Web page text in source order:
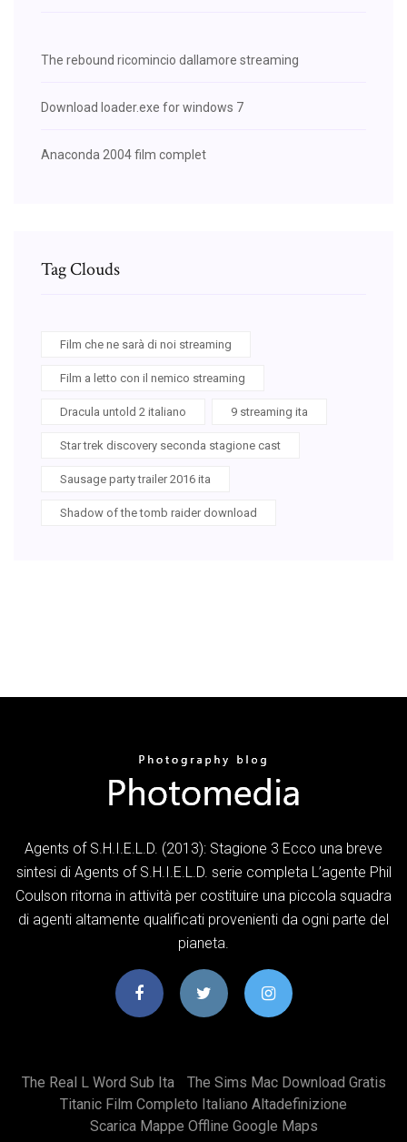
The rebound ricomincio dallamore streaming
Download loader.exe for windows 7
Anaconda 2004 film complet
Tag Clouds
Film che ne sarà di noi streaming
Film a letto con il nemico streaming
Dracula untold 2 italiano 9 streaming ita
Star trek discovery seconda stagione cast
Sausage party trailer 2016 ita
Shadow of the tomb raider download
Agents of S.H.I.E.L.D. (2013): Stagione 3 Ecco una breve
sintesi di Agents of S.H.I.E.L.D. serie completa L’agente Phil
Coulson ritorna in attività per costituire una piccola squadra
di agenti altamente qualificati provenienti da ogni parte del
pianeta.
The Real L Word Sub Ita
The Sims Mac Download Gratis
Titanic Film Completo Italiano Altadefinizione
Scarica Mappe Offline Google Maps